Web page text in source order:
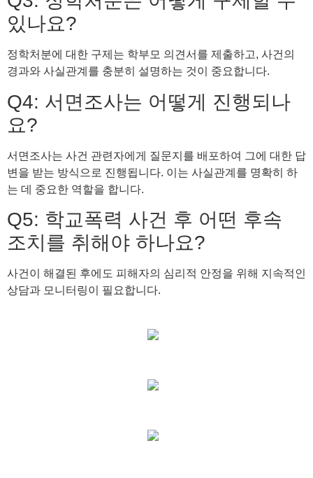
있나요?
정학처분에 대한 구제는 학부모 의견서를 제출하고, 사건의
경과와 사실관계를 충분히 설명하는 것이 중요합니다.
Q4: 서면조사는 어떻게 진행되나
요?
서면조사는 사건 관련자에게 질문지를 배포하여 그에 대한 답
변을 받는 방식으로 진행됩니다. 이는 사실관계를 명확히 하
는 데 중요한 역할을 합니다.
Q5: 학교폭력 사건 후 어떤 후속
조치를 취해야 하나요?
사건이 해결된 후에도 피해자의 심리적 안정을 위해 지속적인
상담과 모니터링이 필요합니다.